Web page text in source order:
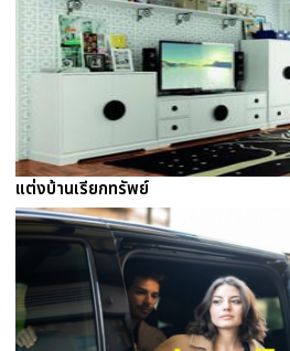
แต่งบ้านเรียกทรัพย์